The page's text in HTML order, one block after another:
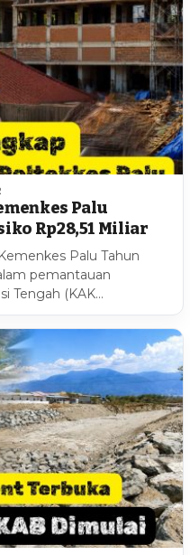
Palu
Rp28,51 Miliar
Palu Tahun
pemantauan
Tengah (KAK…